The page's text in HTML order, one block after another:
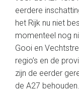
eerdere
het Rijk nu niet
momenteel nog
Gooi en
regio’s en de
zijn de eerder
de A27